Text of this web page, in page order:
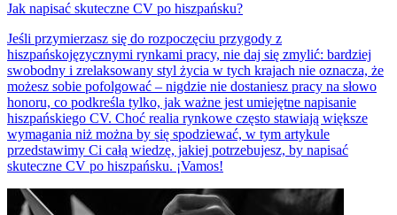
Jak napisać skuteczne CV po hiszpańsku?
Jeśli przymierzasz się do rozpoczęciu przygody z
hiszpańskojęzycznymi rynkami pracy, nie daj się zmylić: bardziej
swobodny i zrelaksowany styl życia w tych krajach nie oznacza, że
możesz sobie pofolgować – nigdzie nie dostaniesz pracy na słowo
honoru, co podkreśla tylko, jak ważne jest umiejętne napisanie
hiszpańskiego CV. Choć realia rynkowe często stawiają większe
wymagania niż można by się spodziewać, w tym artykule
przedstawimy Ci całą wiedzę, jakiej potrzebujesz, by napisać
skuteczne CV po hiszpańsku. ¡Vamos!